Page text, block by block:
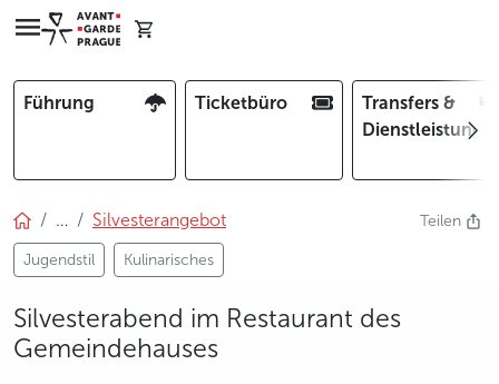
Führung Ticketbüro
Transfers &
… Silvesterangebot
Jugendstil Kulinarisches
Teilen
Silvesterabend im Restaurant des
Gemeindehauses